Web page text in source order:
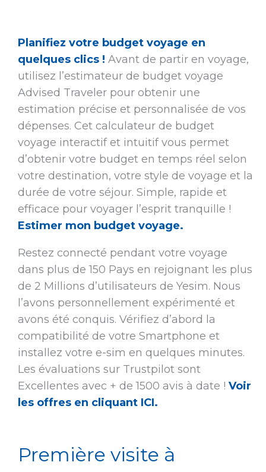
Planifiez votre budget voyage en
quelques clics ! Avant de partir en voyage,
utilisez l’estimateur de budget voyage
Advised Traveler pour obtenir une
estimation précise et personnalisée de vos
dépenses. Cet calculateur de budget
voyage interactif et intuitif vous permet
d’obtenir votre budget en temps réel selon
votre destination, votre style de voyage et la
durée de votre séjour. Simple, rapide et
efficace pour voyager l’esprit tranquille !
Estimer mon budget voyage.
Restez connecté pendant votre voyage
dans plus de 150 Pays en rejoignant les plus
de 2 Millions d’utilisateurs de Yesim. Nous
l’avons personnellement expérimenté et
avons été conquis. Vérifiez d’abord la
compatibilité de votre Smartphone et
installez votre e-sim en quelques minutes.
Les évaluations sur Trustpilot sont
Excellentes avec + de 1500 avis à date ! Voir
les offres en cliquant ICI.
Première visite à